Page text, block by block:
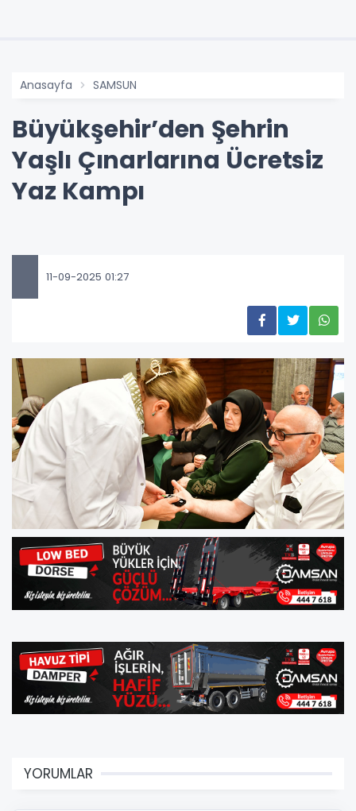
Anasayfa SAMSUN
Büyükşehir’den Şehrin
Yaşlı Çınarlarına Ücretsiz
Yaz Kampı
11-09-2025 01:27
YORUMLAR